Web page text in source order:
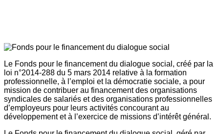
Le Fonds pour le financement du dialogue social, créé par la
loi n°2014-288 du 5 mars 2014 relative à la formation
professionnelle, à l’emploi et la démocratie sociale, a pour
mission de contribuer au financement des organisations
syndicales de salariés et des organisations professionnelles
d’employeurs pour leurs activités concourant au
développement et à l’exercice de missions d’intérêt général.